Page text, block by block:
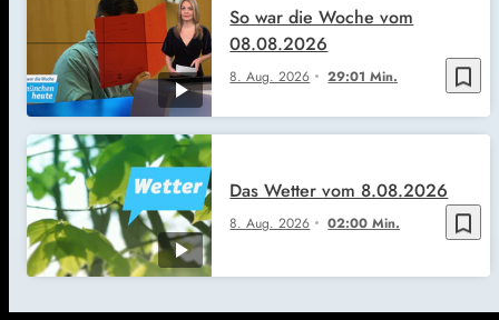
bookmark_border
8. Aug. 2026 29:01 Min.
So war die Woche vom
08.08.2026
bookmark_border
8. Aug. 2026 02:00 Min.
Das Wetter vom 8.08.2026